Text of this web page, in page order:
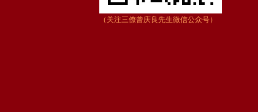
（关注三僚曾庆良先生微信公众号）